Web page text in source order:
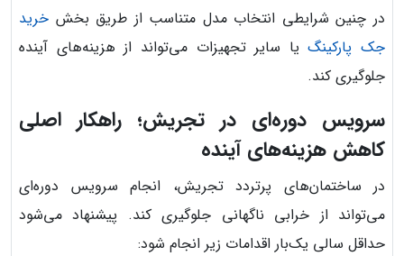
در چنین شرایطی انتخاب مدل متناسب از طریق بخش خرید
جک پارکینگیا سایر تجهیزات می‌تواند از هزینه‌های آینده
جلوگیری کند.
سرویس دوره‌ای در تجریش؛ راهکار اصلی
کاهش هزینه‌های آینده
در ساختمان‌های پرتردد تجریش، انجام سرویس دوره‌ای
می‌تواند از خرابی ناگهانی جلوگیری کند. پیشنهاد می‌شود
حداقل سالی یک‌بار اقدامات زیر انجام شود: